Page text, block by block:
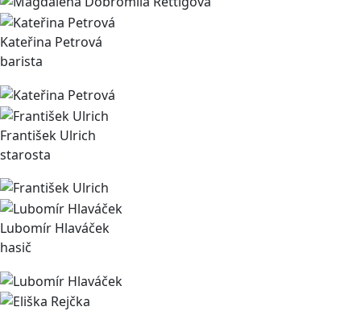
Kateřina Petrová
barista
František Ulrich
starosta
Lubomír Hlaváček
hasič